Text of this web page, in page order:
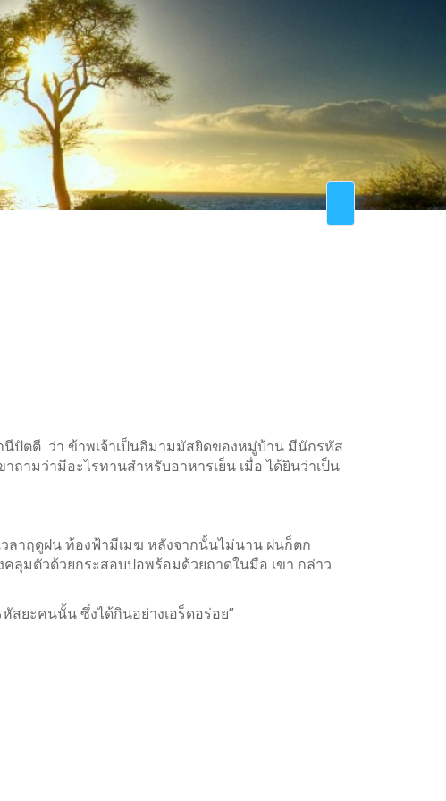
านีปัตตี ว่า ข้าพเจ้าเป็นอิมามมัสยิดของหมู่บ้าน มีนักรหัส
ามว่ามีอะไรทานสำหรับอาหารเย็น เมื่อ ได้ยินว่าเป็น
วลาฤดูฝน ท้องฟ้ามีเมฆ หลังจากนั้นไม่นาน ฝนก็ตก
ลุมตัวด้วยกระสอบปอพร้อมด้วยถาดในมือ เขา กล่าว
สยะคนนั้น ซึ่งได้กินอย่างเอร็ดอร่อย”